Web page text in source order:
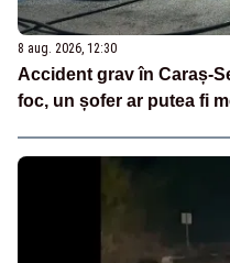
8 aug. 2026, 12:30
Accident grav în Caraș-
foc, un șofer ar putea fi